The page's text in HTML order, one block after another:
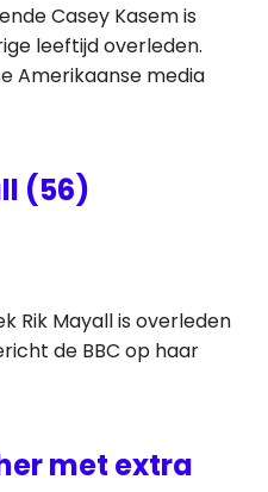
Casey Kasem is
leeftijd overleden.
Amerikaanse media
(56)
Rik Mayall is overleden
de BBC op haar
met extra